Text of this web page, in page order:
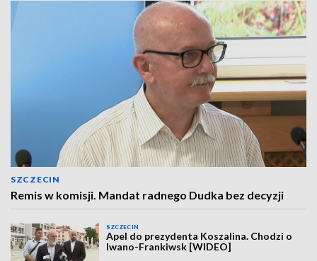
SZCZECIN
Remis w komisji. Mandat radnego Dudka bez decyzji
SZCZECIN
Apel do prezydenta Koszalina. Chodzi o
Iwano-Frankiwsk [WIDEO]